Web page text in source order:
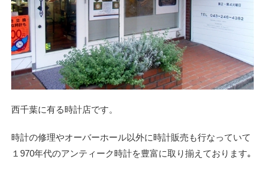
西千葉に有る時計店です。
時計の修理やオーバーホール以外に時計販売も行なっていて
１970年代のアンティーク時計を豊富に取り揃えております｡